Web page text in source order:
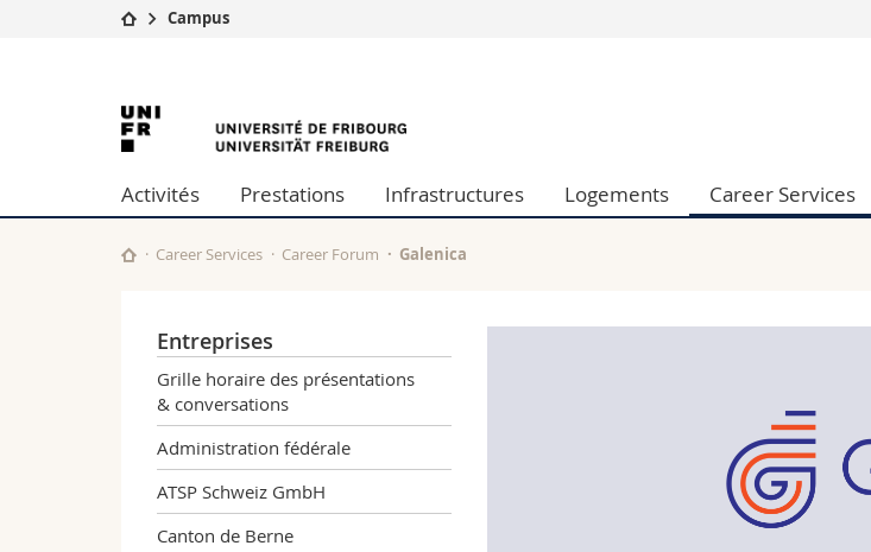
Etudes
Campus
Université
Formation continue
Lettres et sciences humaines
Sciences de l'éducation et de la formation
Sciences et médecine
Campus
Université
de
Fribourg
Activités Prestations Infrastructures Logements Career Services
Career Services Career Forum Galenica
Entreprises
Grille horaire des présentations
& conversations
Administration fédérale
ATSP Schweiz GmbH
Canton de Berne